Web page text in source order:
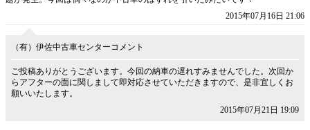
2015年07月16日 21:06
（有）伊佐中古車センターコメント
ご投稿ありがとうございます。今回の納車の遅れすみませんでした。次回か
らアフターの面に関しまして即対応させていただきますので、是非宜しくお
願いいたします。
2015年07月21日 19:09